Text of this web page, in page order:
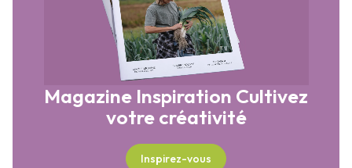
Magazine Inspiration Cultivez
votre créativité
Inspirez-vous